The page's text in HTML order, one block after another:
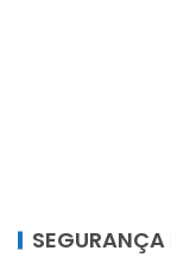
SEGURANÇA